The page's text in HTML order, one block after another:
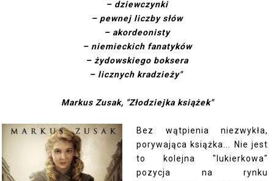
– dziewczynki
– pewnej liczby słów
– akordeonisty
– niemieckich fanatyków
– żydowskiego boksera
– licznych kradzieży"
Markus Zusak, "Złodziejka książek"
Bez wątpienia niezwykła,
porywająca książka... Nie jest
to kolejna "lukierkowa"
pozycja na rynku